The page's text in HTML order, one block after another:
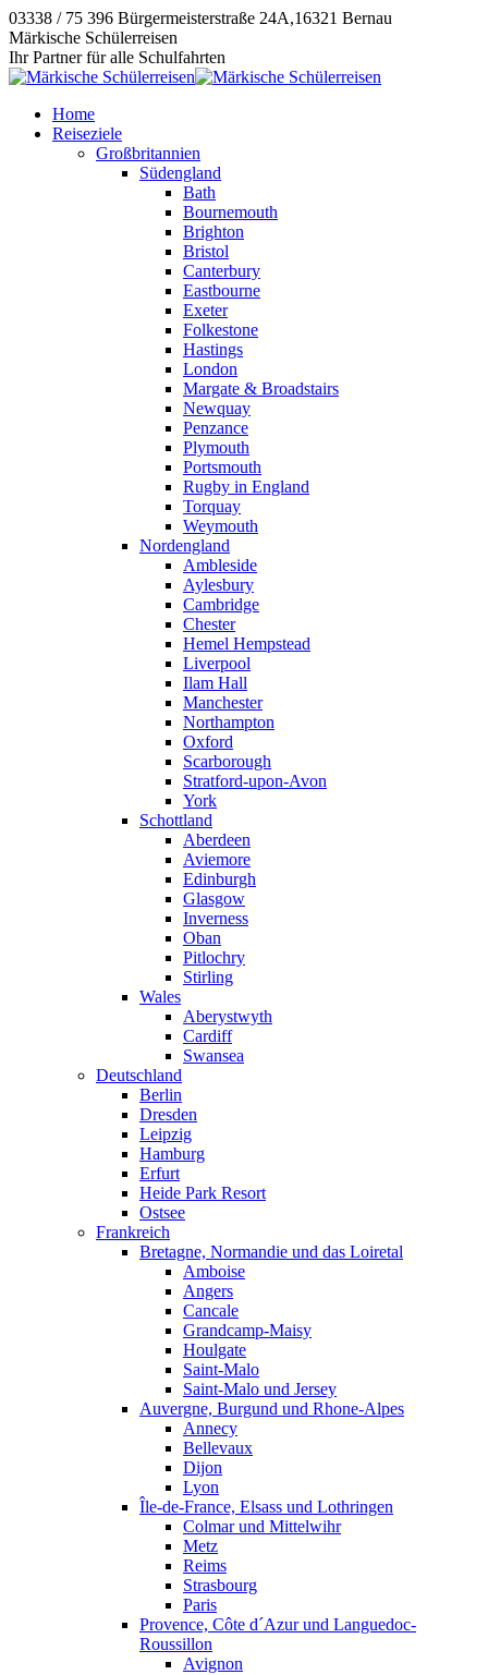
Zum
Inhalt
springen
03338 / 75 396 Bürgermeisterstraße 24A,16321 Bernau
Instagram
page
opens
new
window
E-
Mail
page
new
Facebook
page
opens
new
window
Märkische Schülerreisen
Ihr Partner für alle Schulfahrten
Home
Reiseziele
Großbritannien
Südengland
Bath
Bournemouth
Brighton
Bristol
Canterbury
Eastbourne
Exeter
Folkestone
Hastings
London
Margate & Broadstairs
Newquay
Penzance
Plymouth
Portsmouth
Rugby in England
Torquay
Weymouth
Nordengland
Ambleside
Aylesbury
Cambridge
Chester
Hemel Hempstead
Liverpool
Ilam Hall
Manchester
Northampton
Oxford
Scarborough
Stratford-upon-Avon
York
Schottland
Aberdeen
Aviemore
Edinburgh
Glasgow
Inverness
Oban
Pitlochry
Stirling
Wales
Aberystwyth
Cardiff
Swansea
Deutschland
Berlin
Dresden
Leipzig
Hamburg
Erfurt
Heide Park Resort
Ostsee
Frankreich
Bretagne, Normandie und das Loiretal
Amboise
Angers
Cancale
Grandcamp-Maisy
Houlgate
Saint-Malo
Saint-Malo und Jersey
Auvergne, Burgund und Rhone-Alpes
Annecy
Bellevaux
Dijon
Lyon
Île-de-France, Elsass und Lothringen
Colmar und Mittelwihr
Metz
Reims
Strasbourg
Paris
Provence, Côte d´Azur und Languedoc-
Roussillon
Avignon